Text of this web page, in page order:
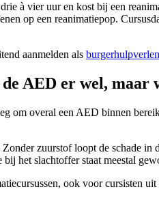
à vier uur en kost bij een
op een reanimatiepop.
aanmelden als
AED er wel, maar
om overal een AED binnen
zuurstof loopt de schade
bij het slachtoffer staat meestal
ook voor cursisten